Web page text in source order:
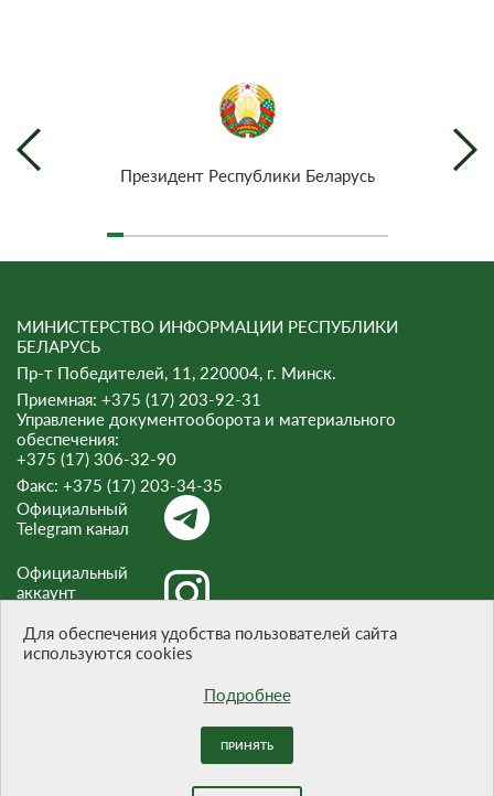
Президент Республики Беларусь
МИНИСТЕРСТВО ИНФОРМАЦИИ РЕСПУБЛИКИ
БЕЛАРУСЬ
Пр-т Победителей, 11, 220004, г. Минск.
Приемная: +375 (17) 203-92-31
Управление документооборота и материального
обеспечения:
+375 (17) 306-32-90
Факс: +375 (17) 203-34-35
Официальный
Telegram канал
Официальный
аккаунт
Официальный
При цитировании материалов ссылка на сайт обязательна.
БЕЛТА
Для обеспечения удобства пользователей сайта
используются cookies
Подробнее
ПРИНЯТЬ